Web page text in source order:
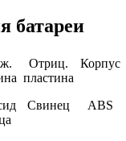
батареи
Отриц.
пластина
Корпус
Свинец ABS